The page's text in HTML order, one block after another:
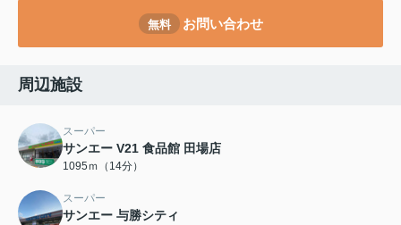
無料 お問い合わせ
周辺施設
スーパー
サンエー V21 食品館 田場店
1095ｍ（14分）
スーパー
サンエー 与勝シティ